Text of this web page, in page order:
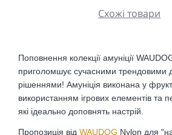
Схожі товари
Поповнення колекції амуніції
приголомшує сучасними трендовими
рішеннями! Амуніція виконана у
використанням ігрових елементів та
які ідеально доповнять настрій.
Пропозиція від WAUDOG Nylon для